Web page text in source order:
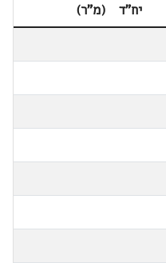
יח"ד
(מ"ר)